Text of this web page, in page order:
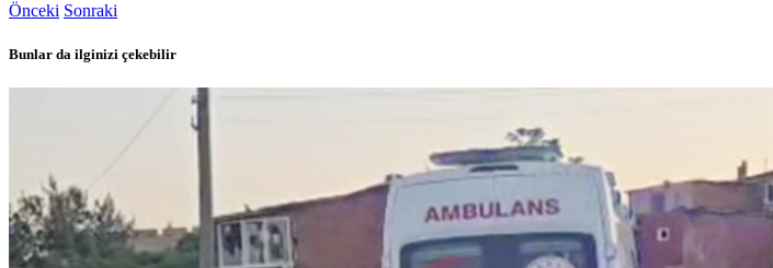
Önceki Sonraki
Bunlar da ilginizi çekebilir